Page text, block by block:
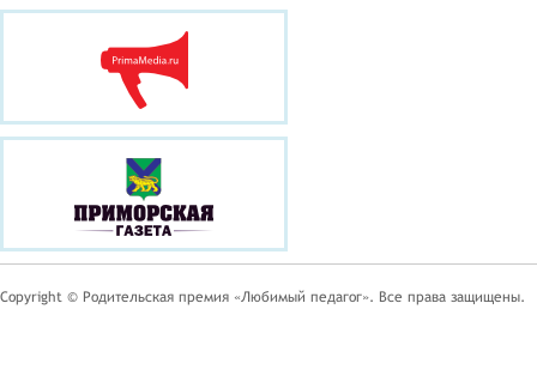
Copyright © Родительская премия «Любимый педагог». Все права защищены.